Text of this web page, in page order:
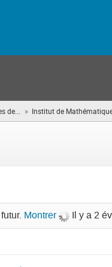
de... » Institut de
Montrer Il y a 2